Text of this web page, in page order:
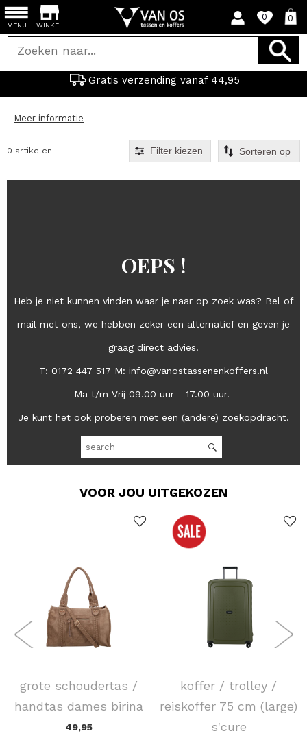
WINKEL
0 0
Gratis verzending vanaf 44,95
MENU
Meer informatie
0 artikelen Filter kiezen
OEPS !
Heb je niet kunnen vinden waar je naar op zoek was? Bel of
mail met ons, we hebben zeker een alternatief en geven je
graag direct advies.
T: 0172 447 517 M: info@vanostassenenkoffers.nl
Ma t/m Vrij 09.00 uur - 17.00 uur.
Je kunt het ook proberen met een (andere) zoekopdracht.
VOOR JOU UITGEKOZEN
grote schoudertas /
handtas dames birina
49,95
koffer / trolley /
reiskoffer 75 cm (large)
s'cure